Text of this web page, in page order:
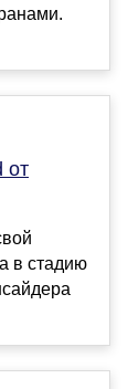
от
в стадию